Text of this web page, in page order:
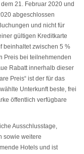
21. Februar 2020 und
abgeschlossen
und nicht für
gültigen Kreditkarte
beinhaltet zwischen 5 %
Preis bei teilnehmenden
Rabatt innerhalb dieser
Preis“ ist der für das
Unterkunft beste, frei
öffentlich verfügbare
Ausschlusstage,
sowie weitere
Hotels und ist